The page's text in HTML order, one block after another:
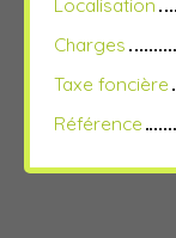
Charges
Taxe foncière
Référence